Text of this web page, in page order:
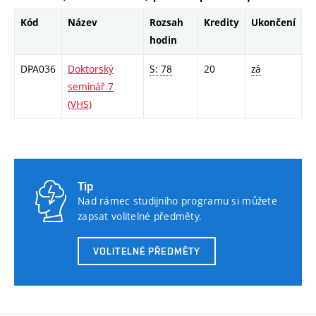
Kód Název
Rozsah
hodin
Kredity Ukončení
DPA036
Doktorský
seminář 7
(VHS)
S: 78 20 zá
Tip
Nad rámec studijního programu si můžete
zapsat volitelné předměty.
VOLITELNÉ PŘEDMĚTY